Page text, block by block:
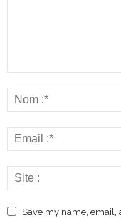
Save my name, email,